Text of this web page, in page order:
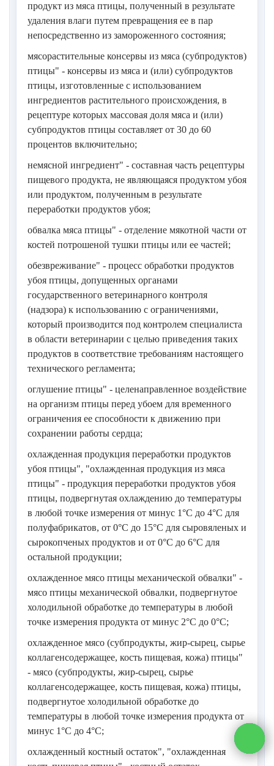
продукт из мяса птицы, полученный в результате
удаления влаги путем превращения ее в пар
непосредственно из замороженного состояния;
мясорастительные консервы из мяса (субпродуктов)
птицы" - консервы из мяса и (или) субпродуктов
птицы, изготовленные с использованием
ингредиентов растительного происхождения, в
рецептуре которых массовая доля мяса и (или)
субпродуктов птицы составляет от 30 до 60
процентов включительно;
немясной ингредиент" - составная часть рецептуры
пищевого продукта, не являющаяся продуктом убоя
или продуктом, полученным в результате
переработки продуктов убоя;
обвалка мяса птицы" - отделение мякотной части от
костей потрошеной тушки птицы или ее частей;
обезвреживание" - процесс обработки продуктов
убоя птицы, допущенных органами
государственного ветеринарного контроля
(надзора) к использованию с ограничениями,
который производится под контролем специалиста
в области ветеринарии с целью приведения таких
продуктов в соответствие требованиям настоящего
технического регламента;
оглушение птицы" - целенаправленное воздействие
на организм птицы перед убоем для временного
ограничения ее способности к движению при
сохранении работы сердца;
охлажденная продукция переработки продуктов
убоя птицы", "охлажденная продукция из мяса
птицы" - продукция переработки продуктов убоя
птицы, подвергнутая охлаждению до температуры
в любой точке измерения от минус 1°С до 4°С для
полуфабрикатов, от 0°С до 15°С для сыровяленых и
сырокопченых продуктов и от 0°С до 6°С для
остальной продукции;
охлажденное мясо птицы механической обвалки" -
мясо птицы механической обвалки, подвергнутое
холодильной обработке до температуры в любой
точке измерения продукта от минус 2°С до 0°С;
охлажденное мясо (субпродукты, жир-сырец, сырье
коллагенсодержащее, кость пищевая, кожа) птицы"
- мясо (субпродукты, жир-сырец, сырье
коллагенсодержащее, кость пищевая, кожа) птицы,
подвергнутое холодильной обработке до
температуры в любой точке измерения продукта от
минус 1°С до 4°С;
охлажденный костный остаток", "охлажденная